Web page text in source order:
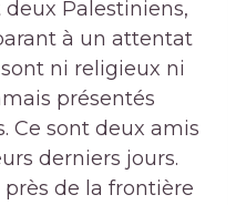
Palestiniens,
à un attentat
ni religieux ni
présentés
Ce sont deux amis
derniers jours.
de la frontière